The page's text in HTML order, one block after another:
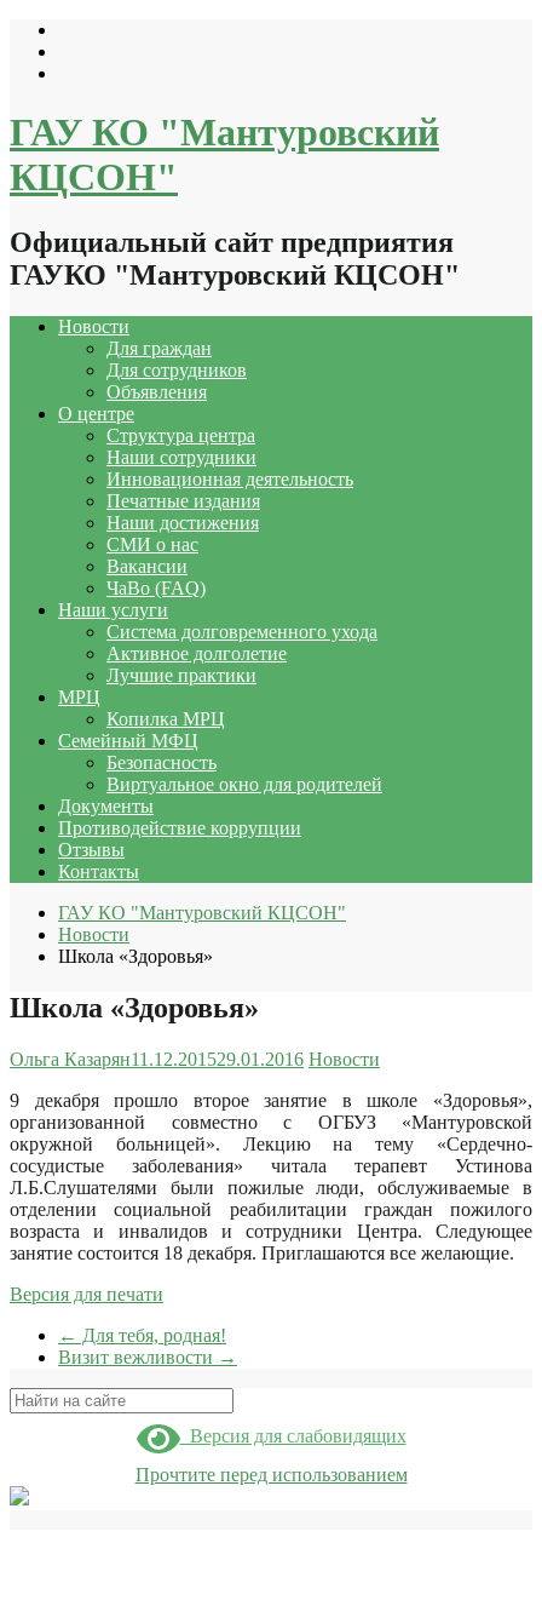
Перейти
содержимому
ГАУ КО "Мантуровский
КЦСОН"
Официальный сайт предприятия
ГАУКО "Мантуровский КЦСОН"
Новости
Для граждан
Для сотрудников
Объявления
О центре
Структура центра
Наши сотрудники
Инновационная деятельность
Печатные издания
Наши достижения
СМИ о нас
Вакансии
ЧаВо (FAQ)
Наши услуги
Система долговременного ухода
Активное долголетие
Лучшие практики
МРЦ
Копилка МРЦ
Семейный МФЦ
Безопасность
Виртуальное окно для родителей
Документы
Противодействие коррупции
Отзывы
Контакты
ГАУ КО "Мантуровский КЦСОН"
Новости
Школа «Здоровья»
Школа «Здоровья»
Ольга Казарян11.12.201529.01.2016 Новости
9 декабря прошло второе занятие в школе «Здоровья»,
организованной совместно с ОГБУЗ «Мантуровской
окружной больницей». Лекцию на тему «Сердечно-
сосудистые заболевания» читала терапевт Устинова
Л.Б.Слушателями были пожилые люди, обслуживаемые в
отделении социальной реабилитации граждан пожилого
возраста и инвалидов и сотрудники Центра. Следующее
занятие состоится 18 декабря. Приглашаются все желающие.
Версия для печати
← Для тебя, родная!
Визит вежливости →
Поиск
Версия для слабовидящих
Прочтите перед использованием